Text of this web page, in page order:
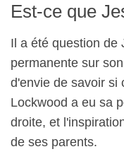
Est-ce que
Il a été question de
permanente sur
d'envie de savoir si
Lockwood a eu sa
droite, et
de ses parents.